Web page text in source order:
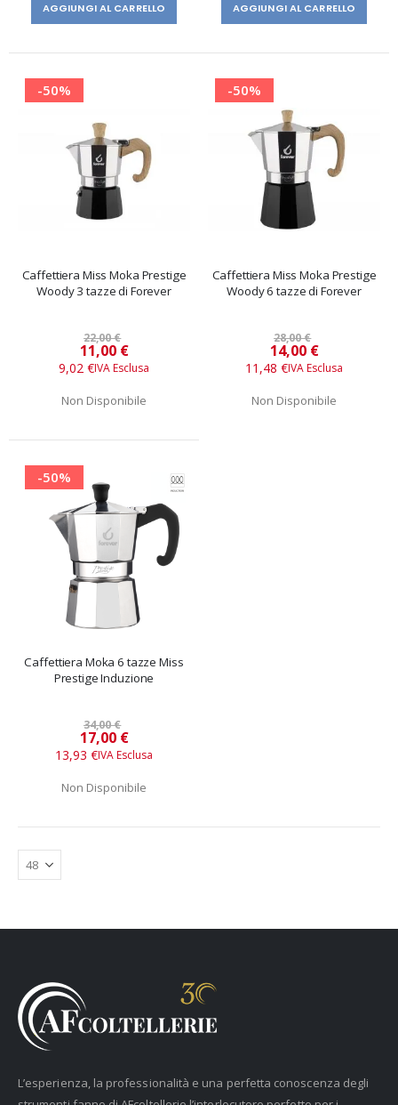
AGGIUNGI AL CARRELLO AGGIUNGI AL CARRELLO
-50%
Caffettiera Miss Moka Prestige
Woody 3 tazze di Forever
22,00 €
Prezzo
speciale
11,00 €
9,02 €
Non Disponibile
-50%
Caffettiera Miss Moka Prestige
Woody 6 tazze di Forever
28,00 €
Prezzo
speciale
14,00 €
11,48 €
Non Disponibile
-50%
Caffettiera Moka 6 tazze Miss
Prestige Induzione
34,00 €
Prezzo
speciale
17,00 €
13,93 €
Non Disponibile
L’esperienza, la professionalità e una perfetta conoscenza degli